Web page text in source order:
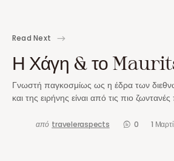
Read Next
Η Χάγη & το
Γνωστή παγκοσμίως ως η έδρα των
και της ειρήνης είναι από τις πιο ζωντανές
από traveleraspects 0 1